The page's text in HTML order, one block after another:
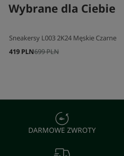
Wybrane dla Ciebie
Sneakersy L003 2K24 Męskie Czarne
699 PLN
419 PLN
DARMOWE ZWROTY